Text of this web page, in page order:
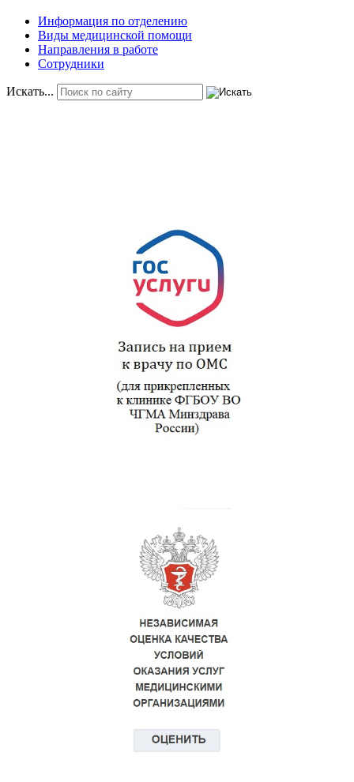
Информация по отделению
Виды медицинской помощи
Направления в работе
Сотрудники
Искать...